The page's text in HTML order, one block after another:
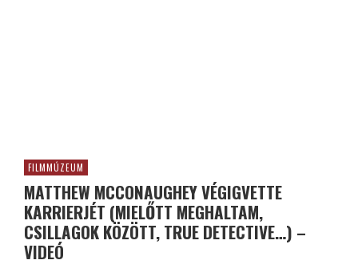
FILMMÚZEUM
MATTHEW MCCONAUGHEY VÉGIGVETTE
KARRIERJÉT (MIELŐTT MEGHALTAM,
CSILLAGOK KÖZÖTT, TRUE DETECTIVE…) –
VIDEÓ